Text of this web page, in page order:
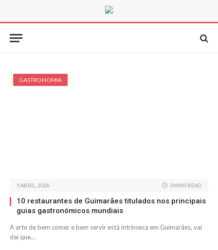
GASTRONOMIA
5 ABRIL, 2026 3 MINS READ
10 restaurantes de Guimarães titulados nos principais
guias gastronómicos mundiais
A arte de bem comer e bem servir está intrínseca em Guimarães, vai
daí que…